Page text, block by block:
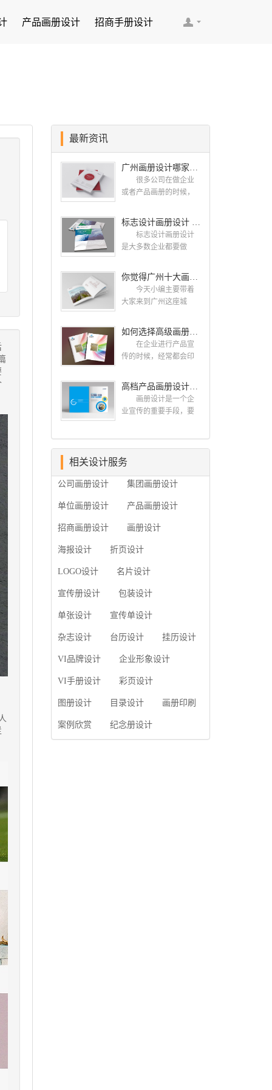
产品画册设计 招商手册设计
最新资讯
广州画册设计哪家公司好？我们推荐古柏品牌设计
很多公司在做企业
或者产品画册的时候，
公司，这样设计出来的
画册，才能让人眼前一
亮，才能够给公司带来
计找哪家公司。 广
州画册设计哪家公司
好？本地人都会选择古
柏品牌设计有限公司成
立于2004年，是由一群
专业、独特的IT精英组
贴网络时代的发展潮
流，对中国网络应用的
现状和趋势有很深的...
标志设计画册设计 对标志设计有哪些原则呢？
标志设计画册设计
是大多数企业都要做
一个企业的门面形象，
而画册就是作为宣传，
把企业的形象和活动更
不能缺少的。标志设计
画册设计 简练、概
括、完美!即要成功到几
案的程度是我们的目
标，其难度比之其它任
何艺术设计都要大得
循以下的原则： 1.详
的、适用范畴并深刻...
你觉得广州十大画册设计公司的排名真的重要吗？
今天小编主要带着
大家来到广州这座城
设计公司是那些?古柏品
牌提供画册设计，宣传
册设计,排版设计，画册
广州集团/单位/产品/目录
画册设计/印刷公司。相
信不少喜欢设计的小伙
古柏设计 古柏品牌
设计系品牌策划与推
面设计、产品包装设
站建设与推广的专业...
如何选择高级画册设计公司 怎么制作高级企业画册
在企业进行产品宣
传的时候，经常都会印
要找一家出色的画册制
作公司。下面古柏品牌
设计就给大家说说如何
画册?高级画册设计公
册设计公司 首先是
员工的能力是否过硬。
这包括调研人员观察捕
捉信息、与企业顺利沟
能力;摄影人员拍摄出真
片的能力;设计人员高水
作软件，深谙画册设...
高档产品画册设计的有哪些小技巧
画册设计是一个企
业宣传的重要手段，要
示企业品牌形象。高档
产品画册设计有哪些小
古柏品牌设计怎么说!高
高档产品画册设计要注
关注 现在企业都在
使用产品画册来进行市
设计就应该更多的重视
一个成功的高档产品画
司的企业精神、核心理
相关设计服务
公司画册设计 集团画册设计
单位画册设计 产品画册设计
招商画册设计 画册设计
海报设计 折页设计
LOGO设计 名片设计
宣传册设计 包装设计
单张设计 宣传单设计
杂志设计 台历设计 挂历设计
VI品牌设计 企业形象设计
VI手册设计 彩页设计
图册设计 目录设计 画册印刷
案例欣赏 纪念册设计